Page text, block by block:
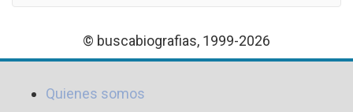
© buscabiografias, 1999-2026
Quienes somos